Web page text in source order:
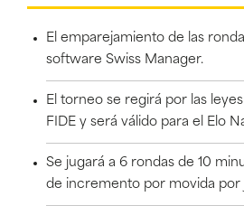
El emparejamiento de las
software Swiss Manager.
El torneo se regirá por las
FIDE y será válido para el Elo
Se jugará a 6 rondas de 10
de incremento por movida por